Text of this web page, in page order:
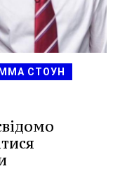
СТОУН